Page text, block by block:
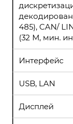
485), CAN/
(32 М, мин.
Интерфейс
USB, LAN
Дисплей